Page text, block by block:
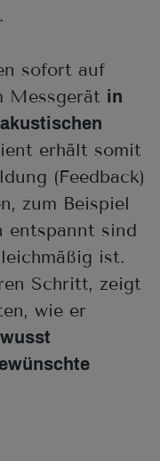
sofort auf
Messgerät in
erhält somit
(Feedback)
zum Beispiel
entspannt sind
ist.
Schritt, zeigt
wie er